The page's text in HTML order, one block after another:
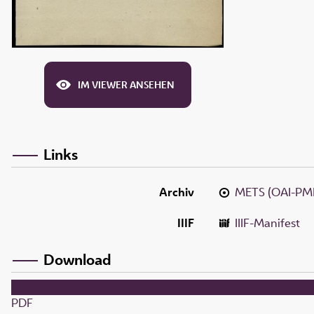
IM VIEWER ANSEHEN
Links
Archiv
METS (OAI-
IIIF
IIIF-Manifest
Download
PDF